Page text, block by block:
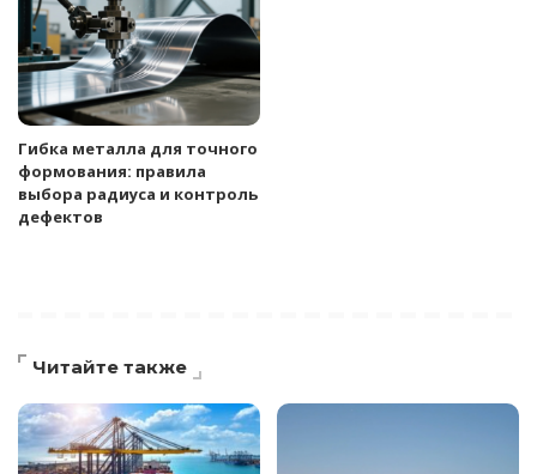
Гибка металла для точного
формования: правила
выбора радиуса и контроль
дефектов
Читайте также